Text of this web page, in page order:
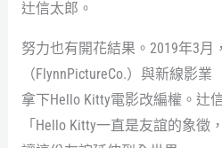
辻信太郎。
努力也有開花結果。2019年3月
（FlynnPictureCo.）與新線影業
拿下Hello Kitty電影改編權。辻
「Hello Kitty一直是友誼的象徵